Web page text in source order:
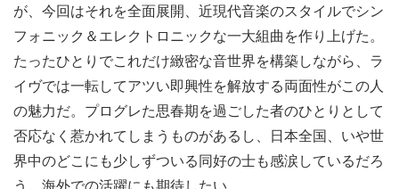
が、今回はそれを全面展開、近現代音楽のスタイルでシン
フォニック＆エレクトロニックな一大組曲を作り上げた。
たったひとりでこれだけ緻密な音世界を構築しながら、ラ
イヴでは一転してアツい即興性を解放する両面性がこの人
の魅力だ。プログレた思春期を過ごした者のひとりとして
否応なく惹かれてしまうものがあるし、日本全国、いや世
界中のどこにも少しずついる同好の士も感涙しているだろ